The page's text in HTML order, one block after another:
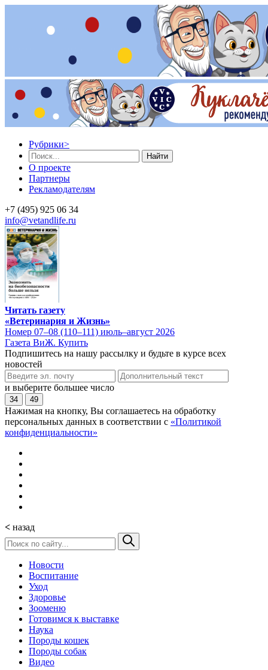
Рубрики>
Найти
О проекте
Партнеры
Рекламодателям
+7 (495) 925 06 34
info@vetandlife.ru
Читать газету
«Ветеринария и Жизнь»
Номер 07–08 (110–111) июль–август 2026
Газета ВиЖ. Купить
Подпишитесь на нашу рассылку и будьте в курсе всех
новостей
и выберите большее число
34 49
Нажимая на кнопку, Вы соглашаетесь на обработку
персональных данных в соответствии с «Политикой
конфиденциальности»
< назад
Новости
Воспитание
Уход
Здоровье
Зооменю
Готовимся к выставке
Наука
Породы кошек
Породы собак
Видео